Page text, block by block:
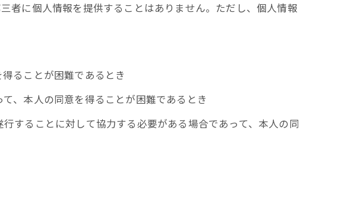
者に個人情報を提供することはありません。ただし、個人情報
ることが困難であるとき
、本人の同意を得ることが困難であるとき
することに対して協力する必要がある場合であって、本人の同